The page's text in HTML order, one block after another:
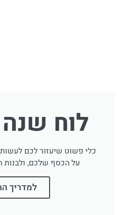
לוח שנה
כלי פשוט שיעזור לכם
על הכסף שלכם, ולבנות
למדריך